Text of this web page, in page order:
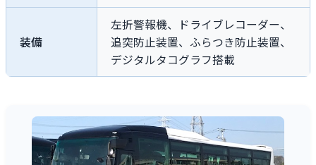
装備
左折警報機、ドライブレコーダー、
追突防止装置、ふらつき防止装置、
デジタルタコグラフ搭載